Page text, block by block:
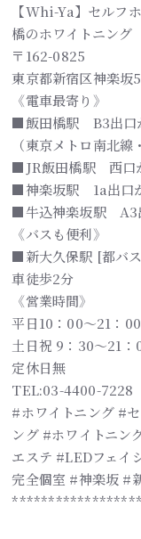
【Whi-Ya】セルフ
橋のホワイトニング
〒162-0825
東京都新宿区神楽坂
《電車最寄り》
■飯田橋駅 B3出口
（東京メトロ南北
■JR飯田橋駅 西口
■神楽坂駅 1a出口
■牛込神楽坂駅 A3
《バスも便利》
■新大久保駅 [都バ
車徒歩2分
《営業時間》
平日10：00～21：
土日祝 9：30～21
定休日無
TEL:03-4400-7228
#ホワイトニング #
ング #ホワイトニン
エステ #LEDフェイ
完全個室 #神楽坂 #